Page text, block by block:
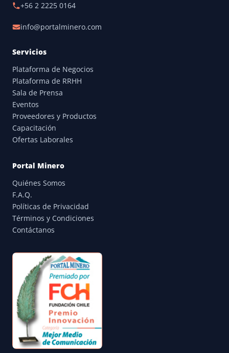
+56 2 2225 0164
info@portalminero.com
Servicios
Plataforma de Negocios
Plataforma de RRHH
Sala de Prensa
Eventos
Proveedores y Productos
Capacitación
Ofertas Laborales
Portal Minero
Quiénes Somos
F.A.Q.
Políticas de Privacidad
Términos y Condiciones
Contáctanos